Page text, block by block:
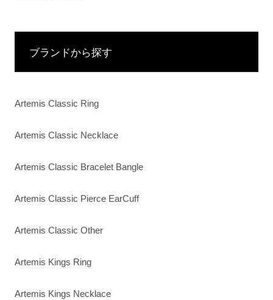
ブランドから探す
Artemis Classic Ring
Artemis Classic Necklace
Artemis Classic Bracelet Bangle
Artemis Classic Pierce EarCuff
Artemis Classic Other
Artemis Kings Ring
Artemis Kings Necklace